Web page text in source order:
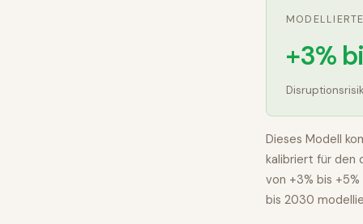
+3%
Dieses Modell
kalibriert für den
von +3% bis +5%
bis 2030